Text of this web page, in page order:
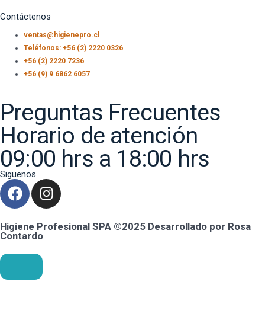
Contáctenos
ventas@higienepro.cl
Teléfonos: +56 (2) 2220 0326
+56 (2) 2220 7236
+56 (9) 9 6862 6057
Preguntas Frecuentes
Horario de atención
09:00 hrs a 18:00 hrs
Siguenos
Higiene Profesional SPA ©2025 Desarrollado por Rosa
Contardo